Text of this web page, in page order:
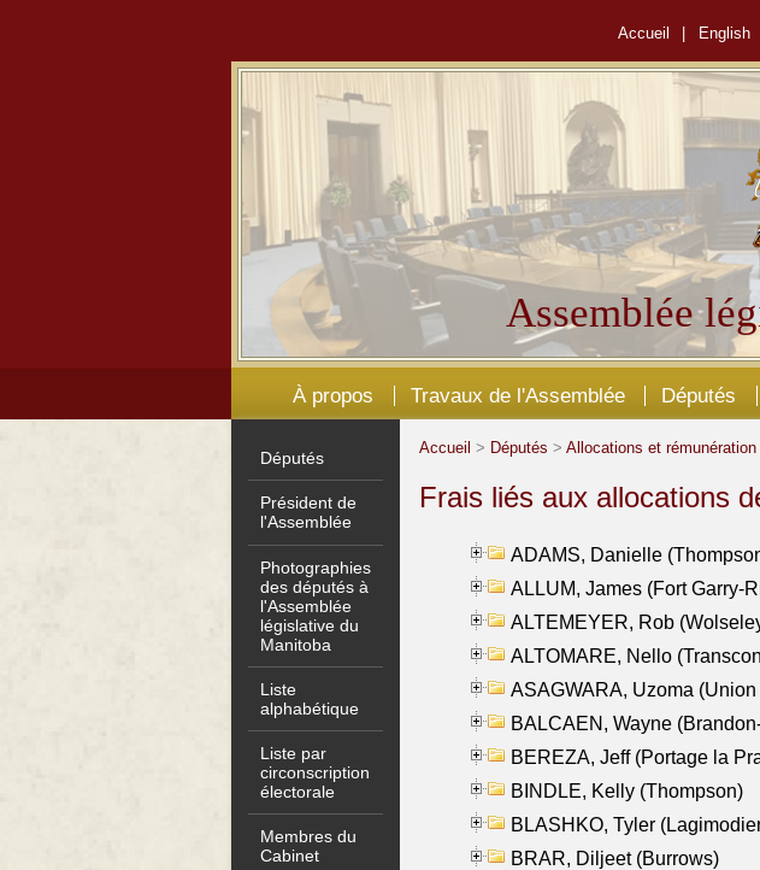
Accueil English
Assemblée
À propos Travaux de l'Assemblée Députés
Députés
Président de
l'Assemblée
Photographies
des députés à
l'Assemblée
législative du
Manitoba
Liste
alphabétique
Liste par
circonscription
électorale
Membres du
Cabinet
Accueil > Députés > Allocations et rémunération
Frais liés aux allocations
ADAMS, Danielle
ALLUM, James (Fort Garry-
ALTEMEYER, Rob
ALTOMARE, Nello
ASAGWARA, Uzoma
BALCAEN, Wayne
BEREZA, Jeff (Portage la
BINDLE, Kelly (Thompson)
BLASHKO, Tyler
BRAR, Diljeet (Burrows)